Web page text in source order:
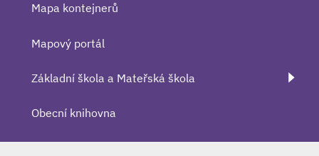
Mapa kontejnerů
Mapový portál
Základní škola a Mateřská škola
Obecní knihovna